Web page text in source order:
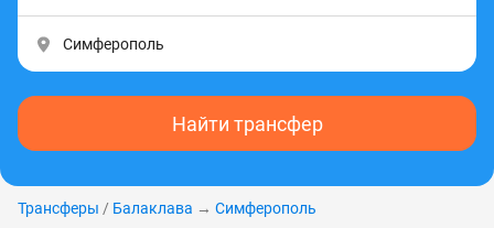
Найти трансфер
Трансферы / Балаклава → Симферополь